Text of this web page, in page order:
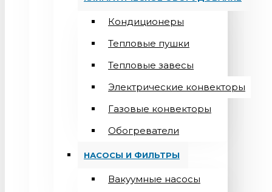
Кондиционеры
Teпловые пушки
Тепловые завесы
Электрические конвекторы
Газовые конвекторы
Обогреватели
НАСОСЫ И ФИЛЬТРЫ
Вакуумные насосы